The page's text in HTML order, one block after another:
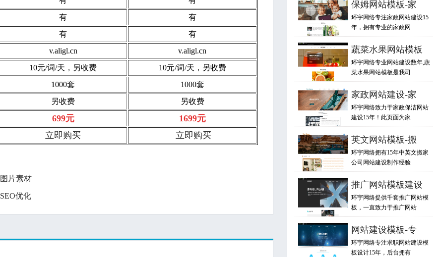
有
有
有
有
v.aligl.cn
v.aligl.cn
10元/词/天，另收费
10元/词/天，另收费
1000套
1000套
另收费
另收费
699元
1699元
立即购买 立即购买
片素材
优化
保姆网站模板-家
环宇网络专注家政网站建设15
年，拥有专业的家政网
蔬菜水果网站模板
环宇网络专业网站建设数年,蔬
菜水果网站模板是我司
家政网站建设-家
环宇网络致力于家政保洁网站
建设15年！此页面为家
英文网站模板-搬
环宇网络拥有15年中英文搬家
公司网站建设制作经验
推广网站模板建设
环宇网络提供千套推广网站模
板，一直致力于推广网站
网站建设模板-专
环宇网络专注求职网站建设模
板设计15年，后台拥有